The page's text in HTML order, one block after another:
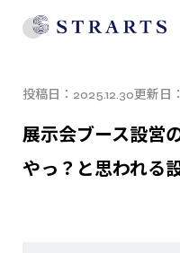
投稿日： 2025.12.30更新日：
展示会ブース設営
やっ？と思われる